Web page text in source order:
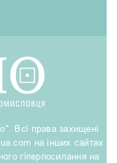
Всі права захищені
на інших сайтах
гіперпосилання на